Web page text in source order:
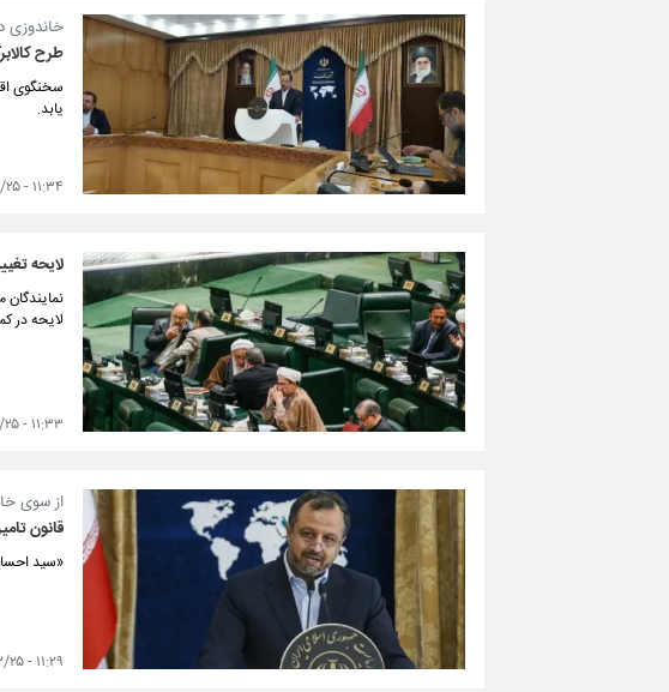
خاندوزی
طرح
سخنگوی
یابد.
۱۱:۳۴ - ۱۴۰۳/۰۲/۲۵
لایحه
لایحه در
۱۱:۳۳ - ۱۴۰۳/۰۲/۲۵
از سوی
قانون
«سید
۱۱:۲۹ - ۱۴۰۳/۰۲/۲۵